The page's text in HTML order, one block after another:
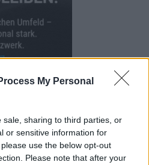
My Personal
sale, sharing to third parties, or
or sensitive information for
use the below opt-out
Please note that after your